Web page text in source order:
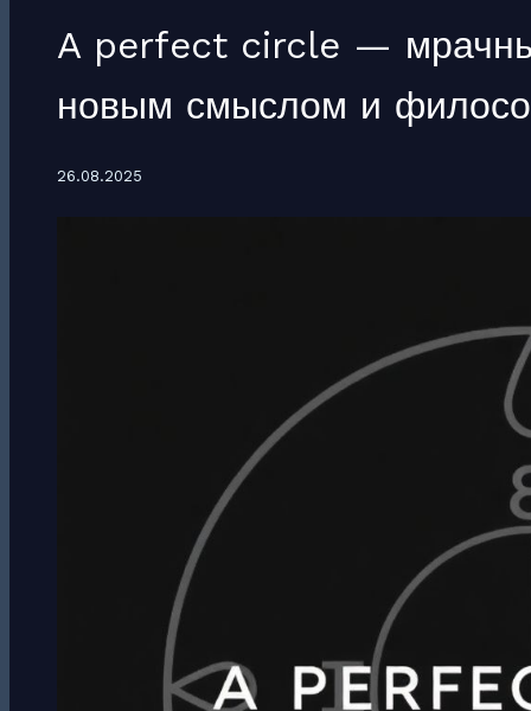
A perfect circle —
новым смыслом и
26.08.2025